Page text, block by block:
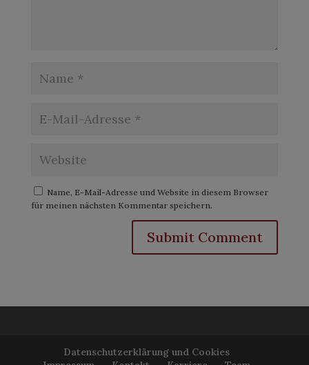
Name, E-Mail-Adresse und Website in diesem Browser
für meinen nächsten Kommentar speichern.
Datenschutzerklärung und Cookies